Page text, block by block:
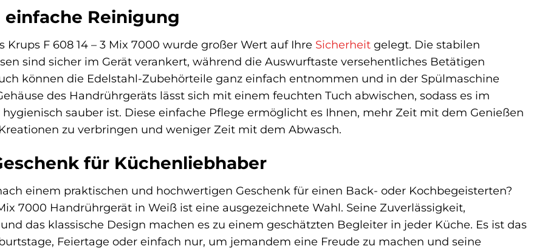
Reinigung
Krups F 608 14 – 3 Mix 7000 wurde großer Wert auf Ihre Sicherheit gelegt. Die stabilen
sind sicher im Gerät verankert, während die Auswurftaste versehentliches Betätigen
können die Edelstahl-Zubehörteile ganz einfach entnommen und in der Spülmaschine
des Handrührgeräts lässt sich mit einem feuchten Tuch abwischen, sodass es im
sauber ist. Diese einfache Pflege ermöglicht es Ihnen, mehr Zeit mit dem Genießen
zu verbringen und weniger Zeit mit dem Abwasch.
für Küchenliebhaber
einem praktischen und hochwertigen Geschenk für einen Back- oder Kochbegeisterten?
7000 Handrührgerät in Weiß ist eine ausgezeichnete Wahl. Seine Zuverlässigkeit,
das klassische Design machen es zu einem geschätzten Begleiter in jeder Küche. Es ist das
Feiertage oder einfach nur, um jemandem eine Freude zu machen und seine